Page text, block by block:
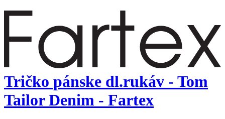
Tričko pánske dl.rukáv - Tom
Tailor Denim - Fartex